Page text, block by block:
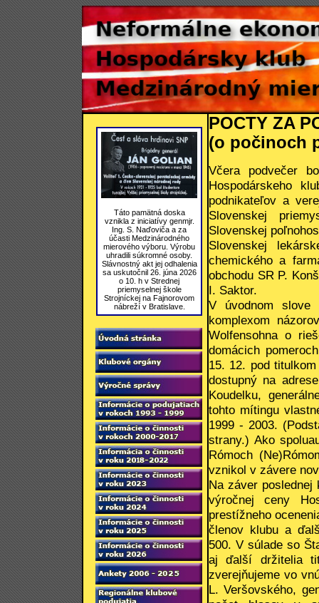
Táto pamätná doska
vznikla z iniciatívy genmjr.
Ing. S. Naďoviča a za
účasti Medzinárodného
mierového výboru. Výrobu
uhradili súkromné osoby.
Slávnostný akt jej odhalenia
sa uskutočnil 26. júna 2026
o 10. h v Strednej
priemyselnej škole
Strojníckej na Fajnorovom
nábreží v Bratislave.
POCTY ZA
(o počinoch
Včera podvečer
Hospodárskeho
podnikateľov a
Slovenskej
Slovenskej
Slovenskej
chemického a
obchodu SR P.
I. Saktor.
V úvodnom slove
komplexom
Wolfensohna o
domácich
15. 12. pod
dostupný na
Koudelku,
tohto mítingu
1999 - 2003.
strany.) Ako
Rómoch
vznikol v závere
Na záver
výročnej ceny
prestížneho
členov klubu a
500. V súlade so
aj ďalší držitelia
zverejňujeme vo
L. Veršovského,